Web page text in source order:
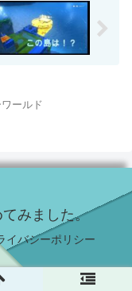
ールド
みました。
イバシーポリシー